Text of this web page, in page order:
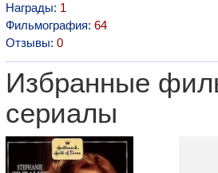
Награды: 1
Фильмография: 64
Отзывы: 0
Избранные
сериалы